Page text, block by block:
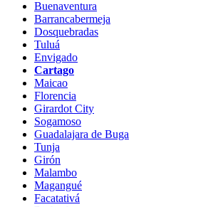
Buenaventura
Barrancabermeja
Dosquebradas
Tuluá
Envigado
Cartago
Maicao
Florencia
Girardot City
Sogamoso
Guadalajara de Buga
Tunja
Girón
Malambo
Magangué
Facatativá